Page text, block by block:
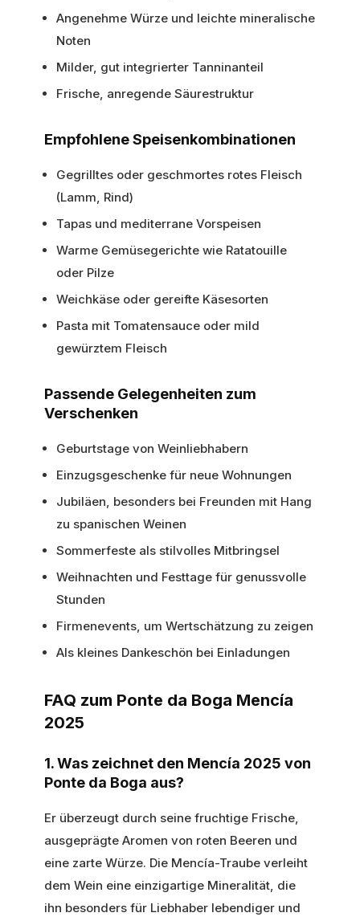
Angenehme Würze und leichte mineralische
Noten
Milder, gut integrierter Tanninanteil
Frische, anregende Säurestruktur
Empfohlene Speisenkombinationen
Gegrilltes oder geschmortes rotes Fleisch
(Lamm, Rind)
Tapas und mediterrane Vorspeisen
Warme Gemüsegerichte wie Ratatouille
oder Pilze
Weichkäse oder gereifte Käsesorten
Pasta mit Tomatensauce oder mild
gewürztem Fleisch
Passende Gelegenheiten zum
Verschenken
Geburtstage von Weinliebhabern
Einzugsgeschenke für neue Wohnungen
Jubiläen, besonders bei Freunden mit Hang
zu spanischen Weinen
Sommerfeste als stilvolles Mitbringsel
Weihnachten und Festtage für genussvolle
Stunden
Firmenevents, um Wertschätzung zu zeigen
Als kleines Dankeschön bei Einladungen
FAQ zum Ponte da Boga Mencía
2025
1. Was zeichnet den Mencía 2025 von
Ponte da Boga aus?
Er überzeugt durch seine fruchtige Frische,
ausgeprägte Aromen von roten Beeren und
eine zarte Würze. Die Mencía-Traube verleiht
dem Wein eine einzigartige Mineralität, die
ihn besonders für Liebhaber lebendiger und